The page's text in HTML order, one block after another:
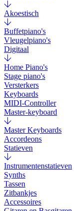
Akoestisch
Buffetpiano's
Vleugelpiano's
Digitaal
Home Piano's
Stage piano's
Versterkers
Keyboards
MIDI-Controller
Master-keyboard
Master Keyboards
Accordeons
Statieven
Instrumentenstatieven
Synths
Tassen
Zitbankjes
Accessoires